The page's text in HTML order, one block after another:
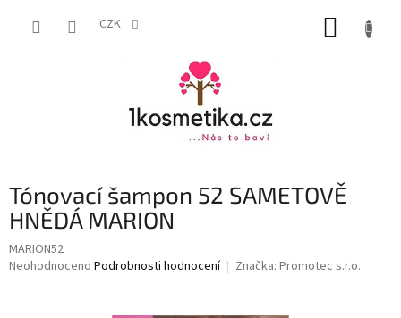
CZK
Tónovací šampon 52 SAMETOVĚ
HNĚDÁ MARION
MARION52
Průměrné
Neohodnoceno Podrobnosti hodnocení Značka: Promotec s.r.o.